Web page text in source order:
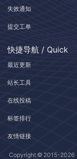
失效通知
提交工单
快捷导航 / Quick
最近更新
站长工具
在线投稿
标签排行
友情链接
Copyright © 2015-2026